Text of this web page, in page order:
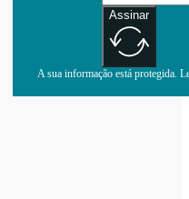
Assinar
A sua informação está protegida.